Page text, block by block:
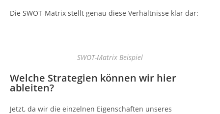
Die SWOT-Matrix stellt genau diese Verhältnisse klar dar:
SWOT-Matrix Beispiel
Welche Strategien können wir hier
ableiten?
Jetzt, da wir die einzelnen Eigenschaften unseres